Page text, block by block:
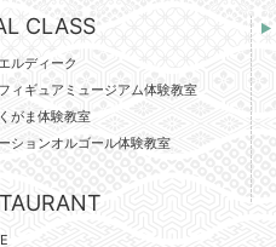
CLASS
ルディーク
ィギュアミュージアム体験教室
がま体験教室
ションオルゴール体験教室